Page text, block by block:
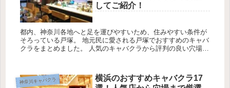
してご紹介！
都内、神奈川各地へと足を運びやすいため、住みやすい条件が
そろっている戸塚。 地元民に愛される戸塚でおすすめのキャバ
クラをまとめました。 人気のキャバクラから評判の良い穴場の
神奈川キャバクラ
横浜のおすすめキャバクラ17